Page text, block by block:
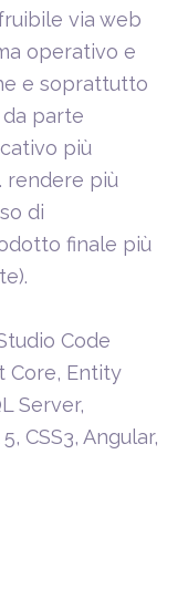
via web
operativo e
e soprattutto
da parte
più
rendere più
di
finale più
Code
Core, Entity
Server,
CSS3, Angular,